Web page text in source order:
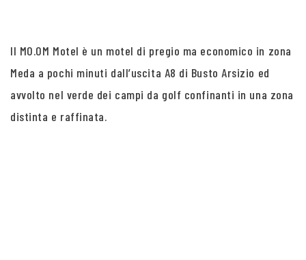
Il MO.OM Motel è un motel di pregio ma economico in zona
Meda a pochi minuti dall’uscita A8 di Busto Arsizio ed
avvolto nel verde dei campi da golf confinanti in una zona
distinta e raffinata.